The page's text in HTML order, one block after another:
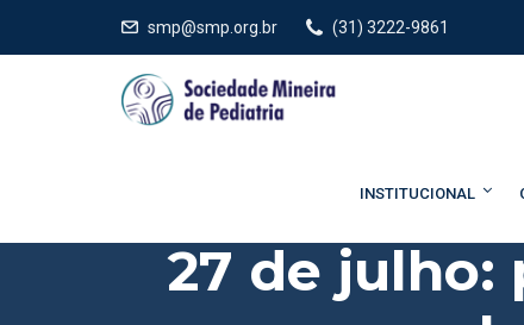
smp@smp.org.br (31) 3222-9861
INSTITUCIONAL
27 de julho: